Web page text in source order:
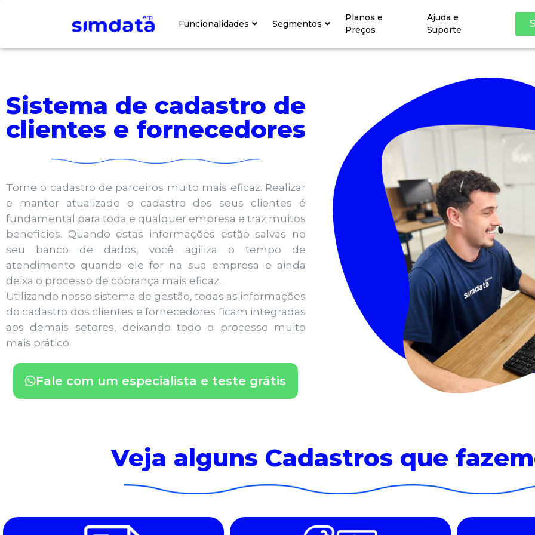
Funcionalidades​ Segmentos
Planos e
Preços
Ajuda e
Suporte
Sistema de cadastro de
clientes e fornecedores
Torne o cadastro de parceiros muito mais eficaz. Realizar
e manter atualizado o cadastro dos seus clientes é
fundamental para toda e qualquer empresa e traz muitos
benefícios. Quando estas informações estão salvas no
seu banco de dados, você agiliza o tempo de
atendimento quando ele for na sua empresa e ainda
deixa o processo de cobrança mais eficaz.
Utilizando nosso sistema de gestão, todas as informações
do cadastro dos clientes e fornecedores ficam integradas
aos demais setores, deixando todo o processo muito
mais prático.
Fale com um especialista e teste grátis
Veja alguns Cadastros que